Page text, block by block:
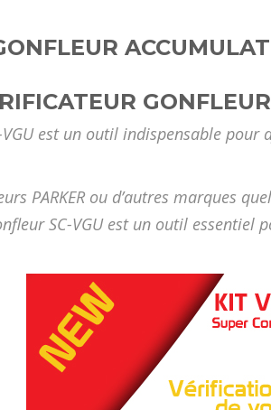
est un outil indispensable pour
PARKER ou d’autres marques
SC-VGU est un outil essentiel